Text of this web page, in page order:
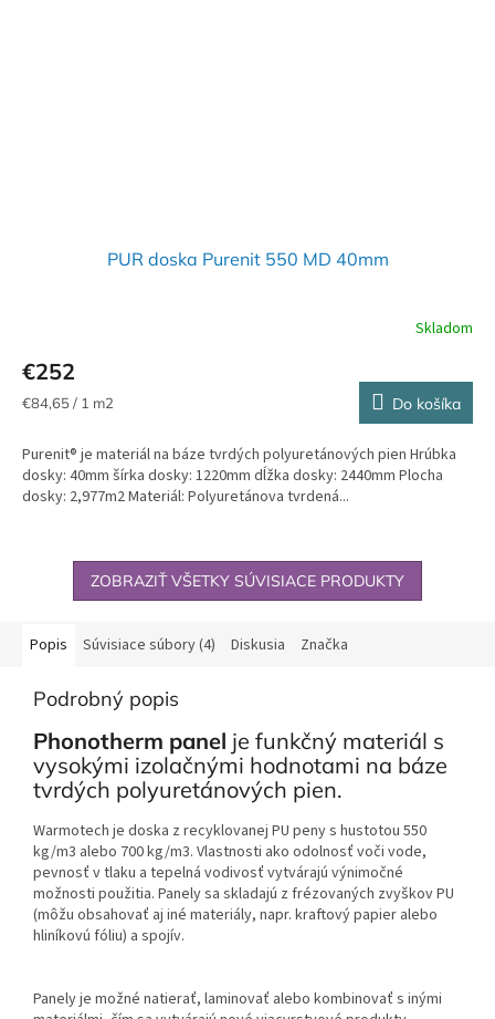
PUR doska Purenit 550 MD 40mm
Skladom
€252
Jednotková
€84,65 / 1 m2 Do košíka
Purenit® je materiál na báze tvrdých polyuretánových pien Hrúbka
dosky: 40mm šírka dosky: 1220mm dĺžka dosky: 2440mm Plocha
dosky: 2,977m2 Materiál: Polyuretánova tvrdená...
ZOBRAZIŤ VŠETKY SÚVISIACE PRODUKTY
Popis Súvisiace súbory (4) Diskusia Značka
Podrobný popis
Phonotherm panel je funkčný materiál s
vysokými izolačnými hodnotami na báze
tvrdých polyuretánových pien.
Warmotech je doska z recyklovanej PU peny s hustotou 550
kg/m3 alebo 700 kg/m3. Vlastnosti ako odolnosť voči vode,
pevnosť v tlaku a tepelná vodivosť vytvárajú výnimočné
možnosti použitia. Panely sa skladajú z frézovaných zvyškov PU
(môžu obsahovať aj iné materiály, napr. kraftový papier alebo
hliníkovú fóliu) a spojív.
Panely je možné natierať, laminovať alebo kombinovať s inými